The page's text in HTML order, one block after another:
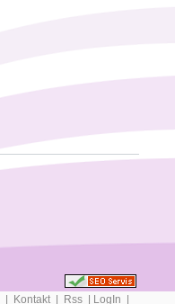
Kontakt Rss LogIn